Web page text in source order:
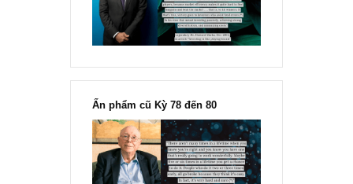
Ấn phẩm lẻ Kỳ 81 đến 83